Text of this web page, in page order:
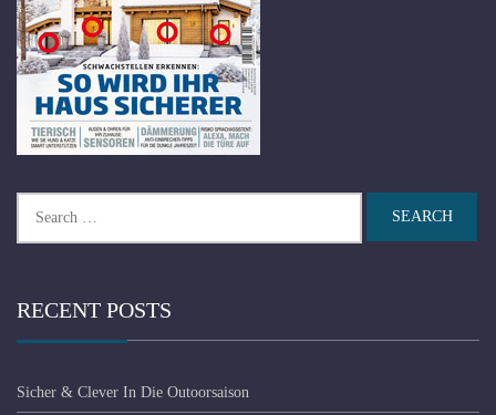
for:
RECENT POSTS
Sicher & Clever In Die Outoorsaison